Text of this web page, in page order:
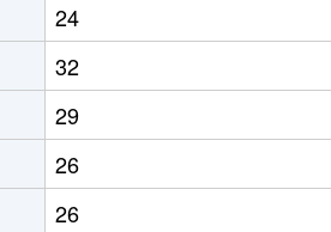
24
32
29
26
26